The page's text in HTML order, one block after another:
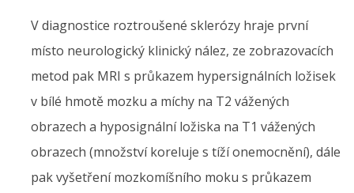
V diagnostice roztroušené sklerózy hraje první
místo neurologický klinický nález, ze zobrazovacích
metod pak MRI s průkazem hypersignálních ložisek
v bílé hmotě mozku a míchy na T2 vážených
obrazech a hyposignální ložiska na T1 vážených
obrazech (množství koreluje s tíží onemocnění), dále
pak vyšetření mozkomíšního moku s průkazem